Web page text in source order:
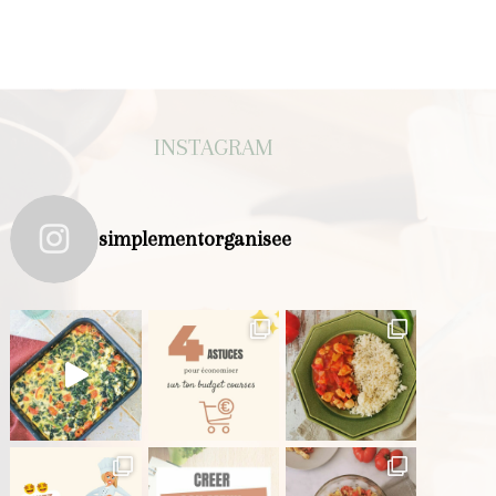
INSTAGRAM
simplementorganisee